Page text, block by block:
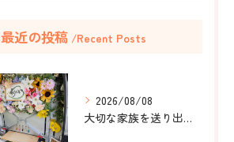
最近の投稿 Recent Posts
2026/08/08
大切な家族を送り出すお手伝いをしました。